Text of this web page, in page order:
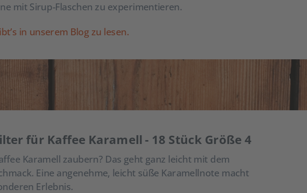
mit Sirup-Flaschen zu experimentieren.
in unserem Blog zu lesen.
für Kaffee Karamell - 18 Stück Größe 4
Karamell zaubern? Das geht ganz leicht mit dem
Eine angenehme, leicht süße Karamellnote macht
Erlebnis.